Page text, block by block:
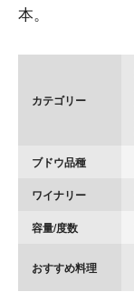
本。
カテゴリー
ブドウ品種
ワイナリー
容量/度数
おすすめ料理